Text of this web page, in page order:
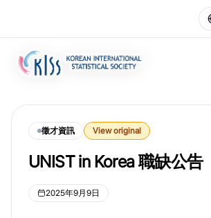
徵才資訊 View original
UNIST in Korea 職缺公告
2025年9月9日